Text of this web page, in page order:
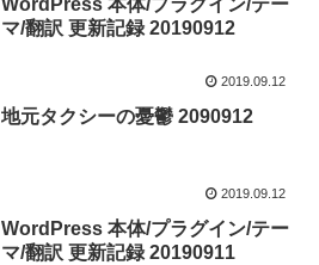
WordPress 本体/プラグイン/テー
マ/翻訳 更新記録 20190912
2019.09.12
地元タクシーの憂鬱 2090912
2019.09.12
WordPress 本体/プラグイン/テー
マ/翻訳 更新記録 20190911